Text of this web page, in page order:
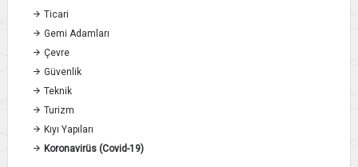
Ticari
Gemi Adamları
Çevre
Güvenlik
Teknik
Turizm
Kıyı Yapıları
Koronavirüs (Covid-19)